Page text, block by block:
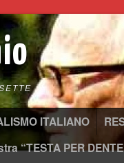
ITALIANO
“TESTA PER